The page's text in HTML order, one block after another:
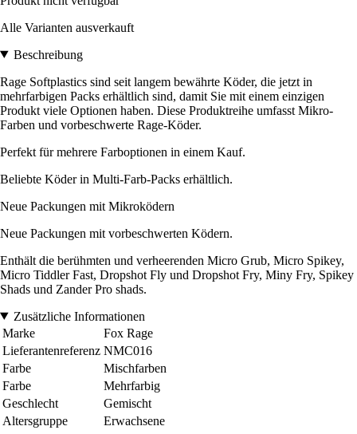
Alle Varianten ausverkauft
Beschreibung
Rage Softplastics sind seit langem bewährte Köder, die jetzt in
mehrfarbigen Packs erhältlich sind, damit Sie mit einem einzigen
Produkt viele Optionen haben. Diese Produktreihe umfasst Mikro-
Farben und vorbeschwerte Rage-Köder.
Perfekt für mehrere Farboptionen in einem Kauf.
Beliebte Köder in Multi-Farb-Packs erhältlich.
Neue Packungen mit Mikroködern
Neue Packungen mit vorbeschwerten Ködern.
Enthält die berühmten und verheerenden Micro Grub, Micro Spikey,
Micro Tiddler Fast, Dropshot Fly und Dropshot Fry, Miny Fry, Spikey
Shads und Zander Pro shads.
Zusätzliche Informationen
Marke
Fox Rage
Lieferantenreferenz NMC016
Farbe
Mischfarben
Farbe
Mehrfarbig
Geschlecht
Gemischt
Altersgruppe
Erwachsene